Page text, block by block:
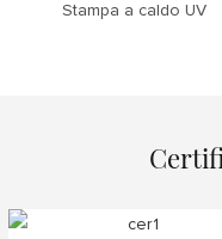
Stampa a caldo UV